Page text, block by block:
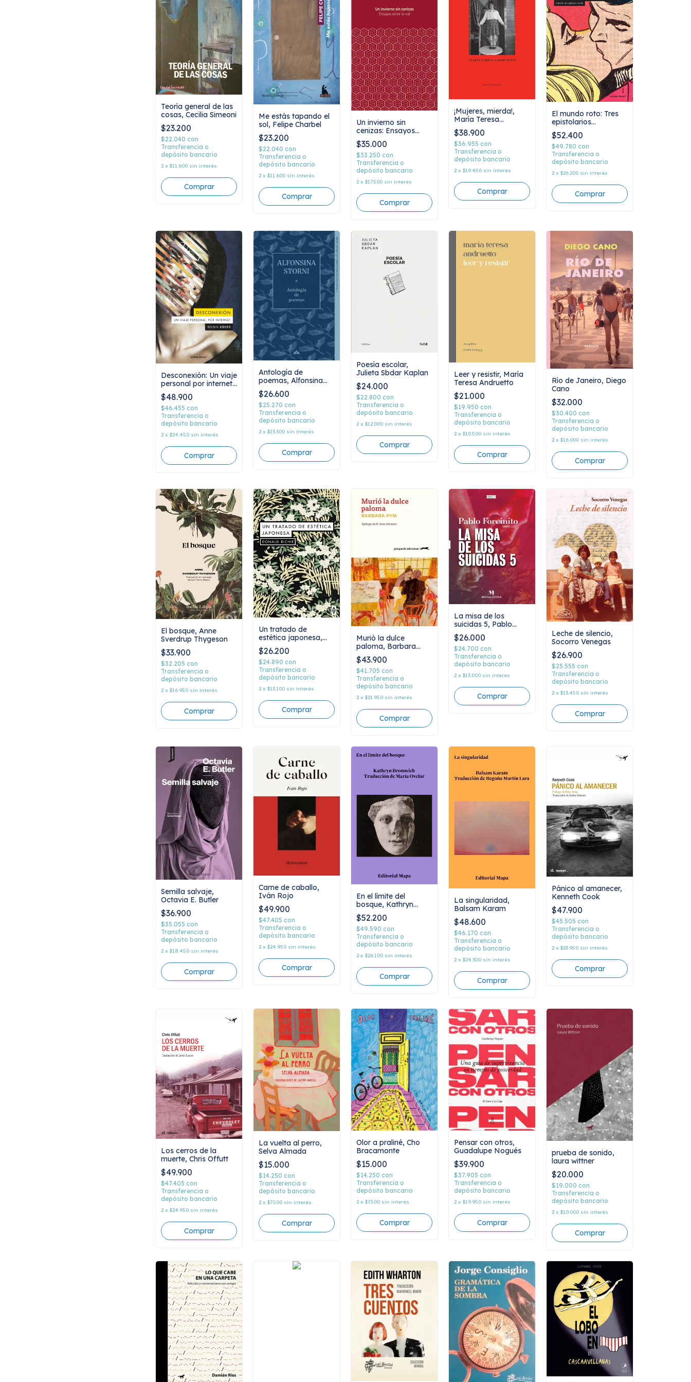
Teoría general de las
cosas, Cecilia Simeoni
$23.200
$22.040 con
Transferencia o
depósito bancario
2 x $11.600 sin interés
Me estás tapando el
sol, Felipe Charbel
$23.200
$22.040 con
Transferencia o
depósito bancario
2 x $11.600 sin interés
Un invierno sin
cenizas: Ensayos
sobre lo real, Luciana
Ujidos
$35.000
$33.250 con
Transferencia o
depósito bancario
2 x $17.500 sin interés
¡Mujeres, mierda!,
María Teresa
Andruetto
$38.900
$36.955 con
Transferencia o
depósito bancario
2 x $19.450 sin interés
El mundo roto: Tres
epistolarios
románticos, AA.VV
$52.400
$49.780 con
Transferencia o
depósito bancario
2 x $26.200 sin interés
Desconexión: Un viaje
personal por internet,
Roisin Kiberd
$48.900
$46.455 con
Transferencia o
depósito bancario
2 x $24.450 sin interés
Antología de
poemas, Alfonsina
Storni
$26.600
$25.270 con
Transferencia o
depósito bancario
2 x $13.300 sin interés
Poesía escolar,
Julieta Sbdar Kaplan
$24.000
$22.800 con
Transferencia o
depósito bancario
2 x $12.000 sin interés
Leer y resistir, María
Teresa Andruetto
$21.000
$19.950 con
Transferencia o
depósito bancario
2 x $10.500 sin interés
Río de Janeiro, Diego
Cano
$32.000
$30.400 con
Transferencia o
depósito bancario
2 x $16.000 sin interés
El bosque, Anne
Sverdrup Thygeson
$33.900
$32.205 con
Transferencia o
depósito bancario
2 x $16.950 sin interés
Un tratado de
estética japonesa,
Donald Richie
$26.200
$24.890 con
Transferencia o
depósito bancario
2 x $13.100 sin interés
Murió la dulce
paloma, Barbara
Pym
$43.900
$41.705 con
Transferencia o
depósito bancario
2 x $21.950 sin interés
La misa de los
suicidas 5, Pablo
Forcinito
$26.000
$24.700 con
Transferencia o
depósito bancario
2 x $13.000 sin interés
Leche de silencio,
Socorro Venegas
$26.900
$25.555 con
Transferencia o
depósito bancario
2 x $13.450 sin interés
Semilla salvaje,
Octavia E. Butler
$36.900
$35.055 con
Transferencia o
depósito bancario
2 x $18.450 sin interés
Carne de caballo,
Iván Rojo
$49.900
$47.405 con
Transferencia o
depósito bancario
2 x $24.950 sin interés
En el límite del
bosque, Kathryn
Bromwich
$52.200
$49.590 con
Transferencia o
depósito bancario
2 x $26.100 sin interés
La singularidad,
Balsam Karam
$48.600
$46.170 con
Transferencia o
depósito bancario
2 x $24.300 sin interés
Pánico al amanecer,
Kenneth Cook
$47.900
$45.505 con
Transferencia o
depósito bancario
2 x $23.950 sin interés
Los cerros de la
muerte, Chris Offutt
$49.900
$47.405 con
Transferencia o
depósito bancario
2 x $24.950 sin interés
La vuelta al perro,
Selva Almada
$15.000
$14.250 con
Transferencia o
depósito bancario
2 x $7.500 sin interés
Olor a praliné, Cho
Bracamonte
$15.000
$14.250 con
Transferencia o
depósito bancario
2 x $7.500 sin interés
Pensar con otros,
Guadalupe Nogués
$39.900
$37.905 con
Transferencia o
depósito bancario
2 x $19.950 sin interés
prueba de sonido,
laura wittner
$20.000
$19.000 con
Transferencia o
depósito bancario
2 x $10.000 sin interés